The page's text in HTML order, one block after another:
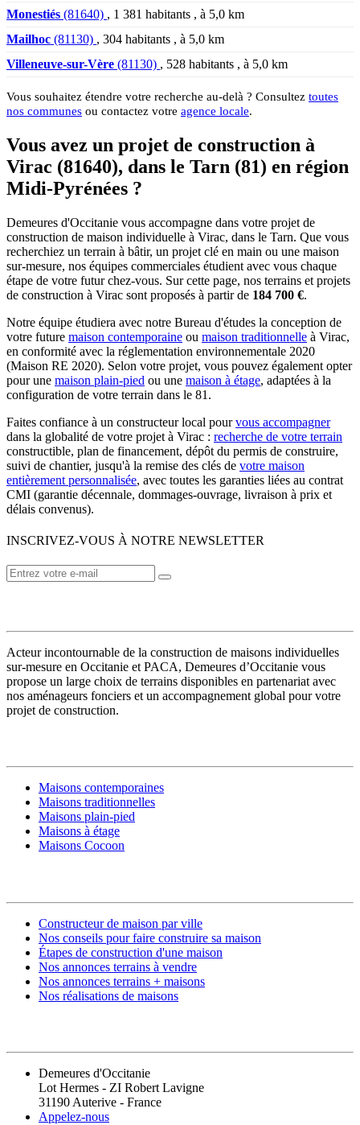
Monestiés (81640) , 1 381 habitants , à 5,0 km
Mailhoc (81130) , 304 habitants , à 5,0 km
Villeneuve-sur-Vère (81130) , 528 habitants , à 5,0 km
Vous souhaitez étendre votre recherche au-delà ? Consultez toutes
nos communes ou contactez votre agence locale.
Vous avez un projet de construction à
Virac (81640), dans le Tarn (81) en région
Midi-Pyrénées ?
Demeures d'Occitanie vous accompagne dans votre projet de
construction de maison individuelle à Virac, dans le Tarn. Que vous
recherchiez un terrain à bâtir, un projet clé en main ou une maison
sur-mesure, nos équipes commerciales étudient avec vous chaque
étape de votre futur chez-vous. Sur cette page, nos terrains et projets
de construction à Virac sont proposés à partir de 184 700 €.
Notre équipe étudiera avec notre Bureau d'études la conception de
votre future maison contemporaine ou maison traditionnelle à Virac,
en conformité avec la réglementation environnementale 2020
(Maison RE 2020). Selon votre projet, vous pouvez également opter
pour une maison plain-pied ou une maison à étage, adaptées à la
configuration de votre terrain dans le 81.
Faites confiance à un constructeur local pourvous accompagner
dans la globalité de votre projet à Virac : recherche de votre terrain
constructible, plan de financement, dépôt du permis de construire,
suivi de chantier, jusqu'à la remise des clés de votre maison
entièrement personnalisée, avec toutes les garanties liées au contrat
CMI (garantie décennale, dommages-ouvrage, livraison à prix et
délais convenus).
INSCRIVEZ-VOUS À NOTRE NEWSLETTER
Acteur incontournable de la construction de maisons individuelles
sur-mesure en Occitanie et PACA, Demeures d’Occitanie vous
propose un large choix de terrains disponibles en partenariat avec
nos aménageurs fonciers et un accompagnement global pour votre
projet de construction.
Maisons contemporaines
Maisons traditionnelles
Maisons plain-pied
Maisons à étage
Maisons Cocoon
Constructeur de maison par ville
Nos conseils pour faire construire sa maison
Étapes de construction d'une maison
Nos annonces terrains à vendre
Nos annonces terrains + maisons
Nos réalisations de maisons
Demeures d'Occitanie
Lot Hermes - ZI Robert Lavigne
31190 Auterive - France
Appelez-nous